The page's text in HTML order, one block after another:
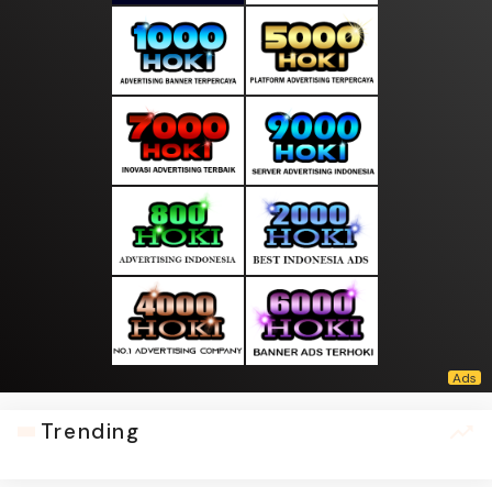
Trending